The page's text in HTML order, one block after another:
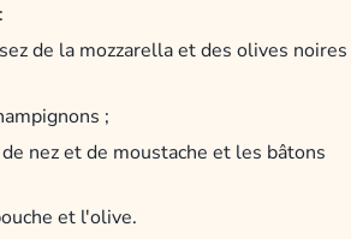
de la mozzarella et des olives noires
;
nez et de moustache et les bâtons
et l'olive.